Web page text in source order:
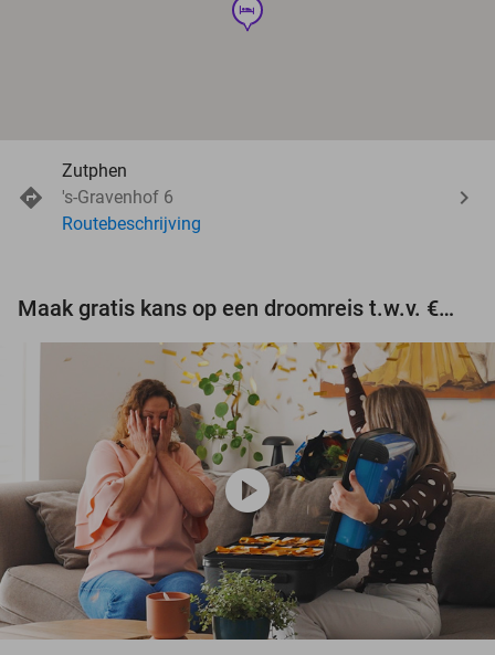
hotel
Zutphen
's-Gravenhof 6
Routebeschrijving
Maak gratis kans op een droomreis t.w.v. €3.000!
play_circle